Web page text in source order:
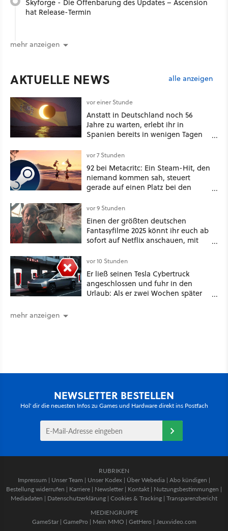
hat Release-Termin
mehr anzeigen
AKTUELLE NEWS alle anzeigen
vor einer Stunde
Anstatt in Deutschland noch 56
Jahre zu warten, erlebt ihr in
Spanien bereits in wenigen Tagen
vor 7 Stunden
92 bei Metacritc: Ein Steam-Hit, den
niemand kommen sah, steuert
gerade auf einen Platz bei den
vor 9 Stunden
Einen der größten deutschen
Fantasyfilme 2025 könnt ihr euch ab
sofort auf Netflix anschauen, mit
vor 10 Stunden
Er ließ seinen Tesla Cybertruck
angeschlossen und fuhr in den
Urlaub: Als er zwei Wochen später
mehr anzeigen
NEWSLETTER BESTELLEN
Hol' dir die neuesten Infos zu Games und Hardware direkt ins Postfach
RUBRIKEN
Impressum | Unser Team | Unser Kodex | Über Webedia | Abo kündigen |
Bestellung widerrufen | Karriere | Newsletter | Kontakt | Nutzungsbestimmungen |
Mediadaten | Datenschutzerklärung | Cookies & Tracking | Transparenzbericht
MEDIENGRUPPE
GameStar| GamePro | Mein MMO | GetHero | Jeuxvideo.com